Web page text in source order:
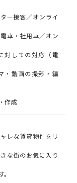
ー接客／オンライ
車・社用車／オン
対しての対応（電
・動画の撮影・編
作成
レな賃貸物件をリ
な街のお気に入り